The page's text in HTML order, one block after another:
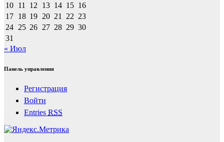
10 11 12 13 14 15 16
17 18 19 20 21 22 23
24 25 26 27 28 29 30
31
« Июл
Панель управления
Регистрация
Войти
Entries RSS